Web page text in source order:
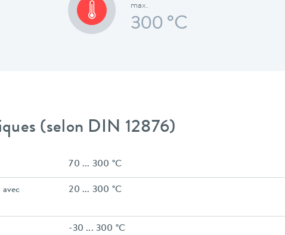
max.
300 °C
(selon DIN 12876)
70 ... 300 °C
20 ... 300 °C
-30 ... 300 °C